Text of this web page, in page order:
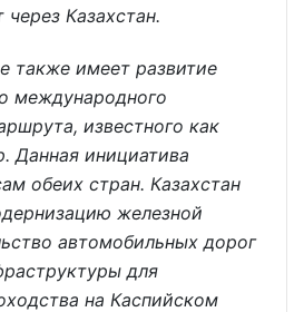
Казахстан.
также имеет развитие
международного
известного как
Данная инициатива
обеих стран. Казахстан
железной
автомобильных дорог
для
на Каспийском